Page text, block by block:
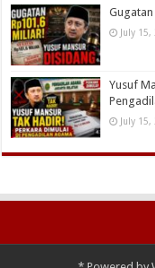
July 15,
Yusuf
July 15,